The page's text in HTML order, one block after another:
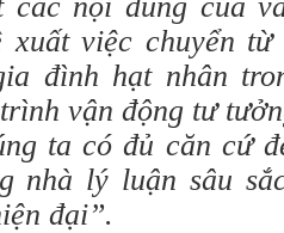
xuất việc chuyển
đình hạt nhân
vận động tư
ta có đủ căn cứ
nhà lý luận sâu
đại”.